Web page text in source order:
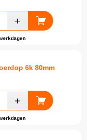
6k 80mm